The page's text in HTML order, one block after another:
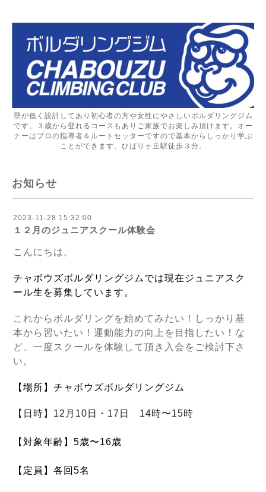
壁が低く設計してあり初心者の方や女性にやさしいボルダリングジム
です。３歳から登れるコースもありご家族でお楽しみ頂けます。オー
ナーはプロの指導者＆ルートセッターですので基本からしっかり学ぶ
ことができます。ひばりヶ丘駅徒歩３分。
お知らせ
2023-11-28 15:32:00
１２月のジュニアスクール体験会
こんにちは。
チャボウズボルダリングジムでは現在ジュニアスク
ール生を募集しています。
これからボルダリングを始めてみたい！
しっかり基
本から習いたい！ 運動能力の向上を目指したい！な
ど、一度スクールを体験して頂き入会をご検討下さ
い。
【場所】チャボウズボルダリングジム
【日時】12 月10日・17日 14時〜15時
【対象年齢】5歳〜16歳
【定員】各回5名